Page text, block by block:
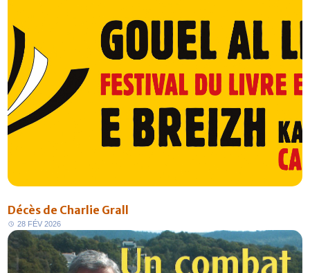
Décès de Charlie Grall
28 FÉV 2026